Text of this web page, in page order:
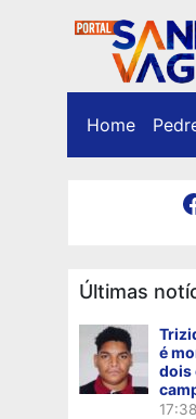
Home
Facebook
Últimas
é
dois
17:38